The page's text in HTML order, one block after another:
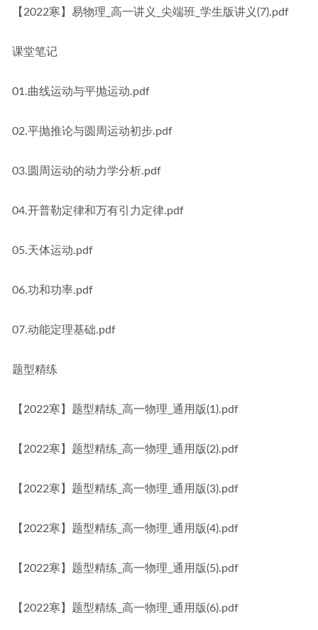
【2022寒】易物理_高一讲义_尖端班_学生版讲义(7).pdf
课堂笔记
01.曲线运动与平抛运动.pdf
02.平抛推论与圆周运动初步.pdf
03.圆周运动的动力学分析.pdf
04.开普勒定律和万有引力定律.pdf
05.天体运动.pdf
06.功和功率.pdf
07.动能定理基础.pdf
题型精练
【2022寒】题型精练_高一物理_通用版(1).pdf
【2022寒】题型精练_高一物理_通用版(2).pdf
【2022寒】题型精练_高一物理_通用版(3).pdf
【2022寒】题型精练_高一物理_通用版(4).pdf
【2022寒】题型精练_高一物理_通用版(5).pdf
【2022寒】题型精练_高一物理_通用版(6).pdf